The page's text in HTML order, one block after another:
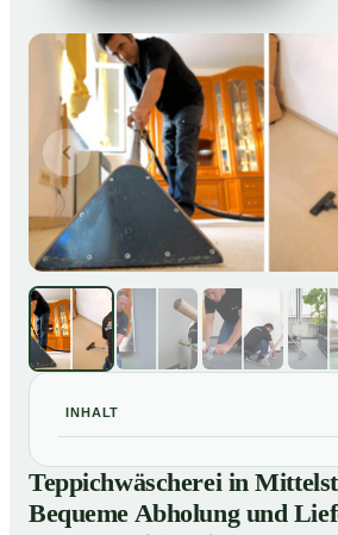
INHALT
01Teppichwäscherei in Mittelstetten
Abholung und Lieferung von losen
zu Hause
Teppichwäscherei in
Bequeme Abholung und